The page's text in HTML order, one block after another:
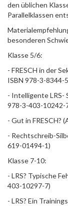
den üblichen
Parallelklassen
besonderen
Klasse 5/6:
- FRESCH in der
ISBN 978-3-8344-
- Intelligente LRS-
978-3-403-10242-
- Gut in FRESCH?
- Rechtschreib-
619-01494-1)
Klasse 7-10:
- LRS? Typische
403-10297-7)
- LRS? Ein